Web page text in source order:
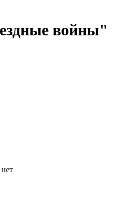
войны"